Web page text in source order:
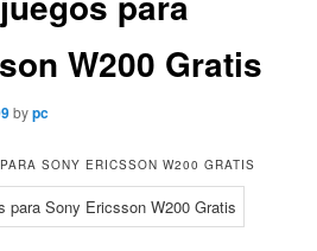
W200 Gratis
bypc
SONY ERICSSON W200 GRATIS